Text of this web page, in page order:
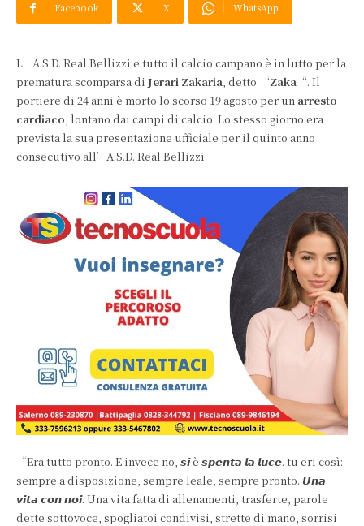
Facebook X WhatsApp
L’A.S.D. Real Bellizzi e tutto il calcio campano è in lutto per la
prematura scomparsa di Jerari Zakaria, detto “Zaka “. Il
portiere di 24 anni è morto lo scorso 19 agosto per un arresto
cardiaco, lontano dai campi di calcio. Lo stesso giorno era
prevista la sua presentazione ufficiale per il quinto anno
consecutivo all’A.S.D. Real Bellizzi.
“Era tutto pronto. E invece no, 𝙨𝙞 è 𝙨𝙥𝙚𝙣𝙩𝙖 𝙡𝙖 𝙡𝙪𝙘𝙚. tu eri così:
sempre a disposizione, sempre leale, sempre pronto. 𝙐𝙣𝙖
𝙫𝙞𝙩𝙖 𝙘𝙤𝙣 𝙣𝙤𝙞. Una vita fatta di allenamenti, trasferte, parole
dette sottovoce, spogliatoi condivisi, strette di mano, sorrisi